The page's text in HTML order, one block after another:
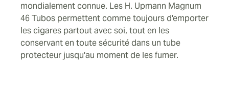
mondialement connue. Les H. Upmann Magnum
46 Tubos permettent comme toujours d'emporter
les cigares partout avec soi, tout en les
conservant en toute sécurité dans un tube
protecteur jusqu'au moment de les fumer.